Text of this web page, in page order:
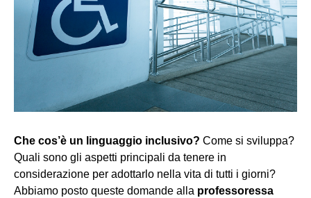
Che cos’è un linguaggio inclusivo? Come si sviluppa?
Quali sono gli aspetti principali da tenere in
considerazione per adottarlo nella vita di tutti i giorni?
Abbiamo posto queste domande alla professoressa